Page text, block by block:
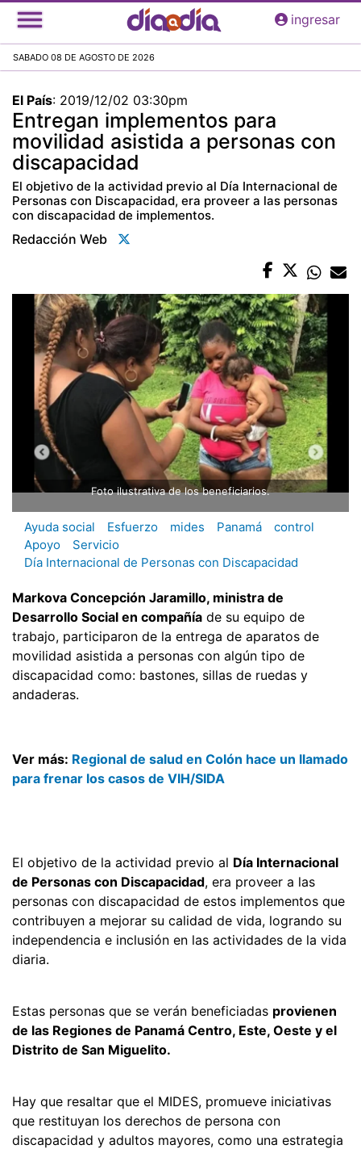
Pasar
al
principal
ingresar
SABADO 08 DE AGOSTO DE 2026
El País: 2019/12/02 03:30pm
Entregan implementos para
movilidad asistida a personas con
discapacidad
El objetivo de la actividad previo al Día Internacional de
Personas con Discapacidad, era proveer a las personas
con discapacidad de implementos.
Redacción Web
Foto ilustrativa de los beneficiarios.
Ayuda social Esfuerzo mides Panamá
control
Apoyo
Servicio
Día Internacional de Personas con Discapacidad
Markova Concepción Jaramillo, ministra de
Desarrollo Social en compañía de su equipo de
trabajo, participaron de la entrega de aparatos de
movilidad asistida a personas con algún tipo de
discapacidad como: bastones, sillas de ruedas y
andaderas.
Ver más: Regional de salud en Colón hace un llamado
para frenar los casos de VIH/SIDA
El objetivo de la actividad previo al Día Internacional
de Personas con Discapacidad, era proveer a las
personas con discapacidad de estos implementos que
contribuyen a mejorar su calidad de vida, logrando su
independencia e inclusión en las actividades de la vida
diaria.
Estas personas que se verán beneficiadas provienen
de las Regiones de Panamá Centro, Este, Oeste y el
Distrito de San Miguelito.
Hay que resaltar que el MIDES, promueve iniciativas
que restituyan los derechos de persona con
discapacidad y adultos mayores, como una estrategia